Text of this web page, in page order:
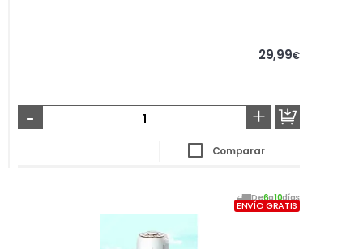
29,99€
- +
Comparar
De6a10días
ENVÍO GRATIS